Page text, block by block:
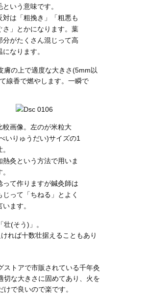
という意味です。
対は「粗挽き」「粗悪も
さ」とかになります。葉
分がたくさん混じって高
になります。
膚の上で適度な大きさ(5mm以
線香で燃やします。一瞬で
較画像。左のが米粒大
いりゅうだい)サイズの1
熱灸という方法で用いま
って作りますが鍼灸師は
じって「ちねる」とよく
います。
壮(そう)」。
れば十数壮据えることもあり
ストアで市販されている千年灸
切な大きさに固めてあり、火を
けで良いので楽です。